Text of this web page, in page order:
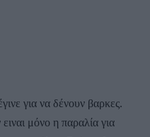
για να δένουν βαρκες.
μόνο η παραλία για